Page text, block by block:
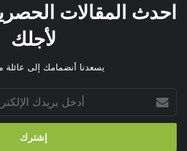
احدث المقالات
لأجلك
يسعدنا أنضمامك إلى
أدخل
بريدك
الإلكتروني